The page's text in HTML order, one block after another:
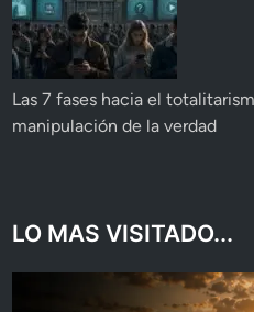
Las 7 fases hacia el
manipulación de la verdad
LO MAS VISITADO...